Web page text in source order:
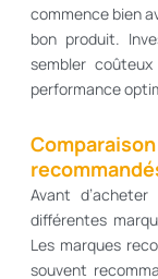
commence bien
bon produit.
sembler
performance
Avant
différentes
Les marques
souvent